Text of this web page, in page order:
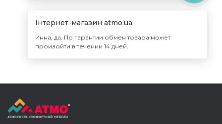
Інтернет-магазин atmo.ua
Инна, да. По гарантии обмен товара может
произойти в течении 14 дней.